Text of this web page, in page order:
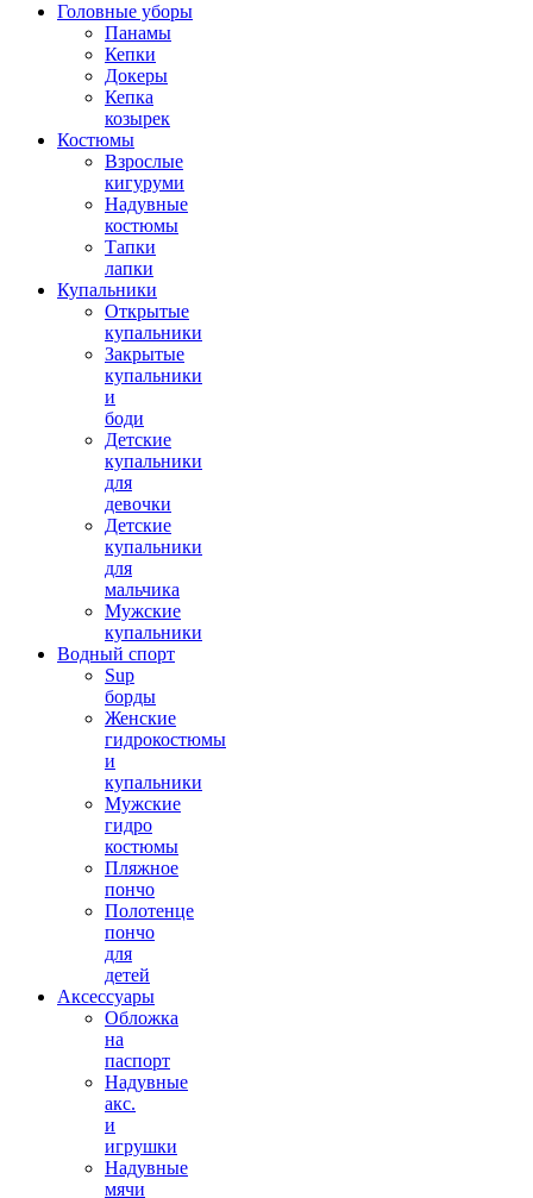
Головные уборы
Панамы
Кепки
Докеры
Кепка
козырек
Костюмы
Взрослые
кигуруми
Надувные
костюмы
Тапки
лапки
Купальники
Открытые
купальники
Закрытые
купальники
и
боди
Детские
купальники
для
девочки
Детские
купальники
для
мальчика
Мужские
купальники
Водный спорт
Sup
борды
Женские
гидрокостюмы
и
купальники
Мужские
гидро
костюмы
Пляжное
пончо
Полотенце
пончо
для
детей
Аксессуары
Обложка
на
паспорт
Надувные
акс.
и
игрушки
Надувные
мячи